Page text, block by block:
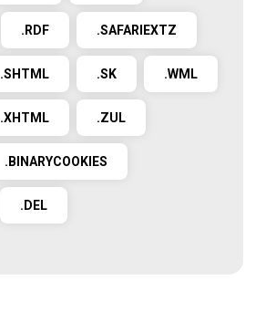
.RDF .SAFARIEXTZ
.SHTML .SK .WML
.XHTML .ZUL
.BINARYCOOKIES
.DEL